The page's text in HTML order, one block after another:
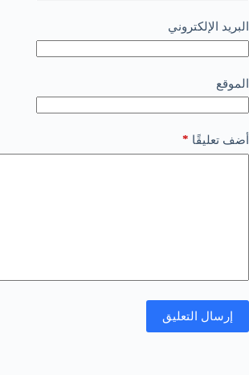
البريد الإلكتروني
الموقع
أضف تعليقًا *
إرسال التعليق